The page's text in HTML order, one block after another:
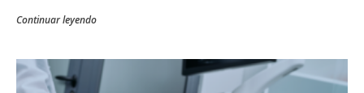
Continuar leyendo